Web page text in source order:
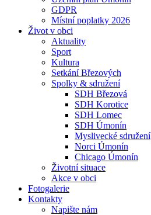
GDPR
Místní poplatky 2026
Život v obci
Aktuality
Sport
Kultura
Setkání Březových
Spolky & sdružení
SDH Březová
SDH Korotice
SDH Lomec
SDH Úmonín
Myslivecké sdružení
Norci Úmonín
Chicago Úmonín
Životní situace
Akce v obci
Fotogalerie
Kontakty
Napište nám